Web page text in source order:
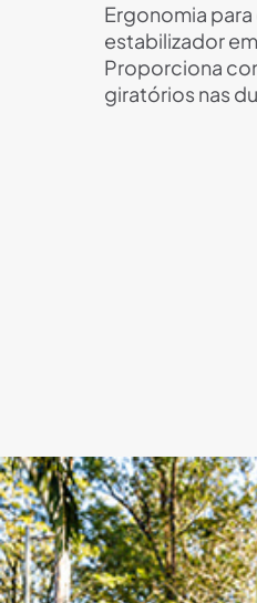
Ergonomia
estabilizador
Proporciona
giratórios nas